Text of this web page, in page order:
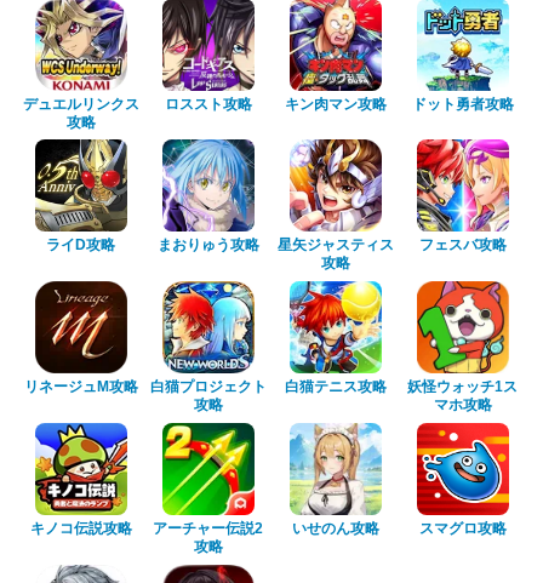
デュエルリンクス
攻略
ロススト攻略 キン肉マン攻略 ドット勇者攻略
ライD攻略 まおりゅう攻略
星矢ジャスティス
攻略
フェスバ攻略
リネージュM攻略
白猫プロジェクト
攻略
白猫テニス攻略
妖怪ウォッチ1ス
マホ攻略
キノコ伝説攻略
アーチャー伝説2
攻略
いせのん攻略 スマグロ攻略